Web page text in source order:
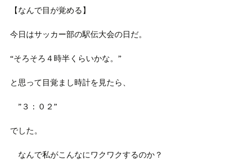
キ
プ
【なんで目が覚める】
今日はサッカー部の駅伝大会の日だ。
“そろそろ４時半くらいかな。”
と思って目覚まし時計を見たら、
”３：０２”
でした。
なんで私がこんなにワクワクするのか？